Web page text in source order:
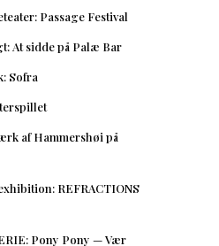
Passage Festival
At sidde på Palæ Bar
Sofra
af Hammershøi på
REFRACTIONS
Pony Pony — Vær